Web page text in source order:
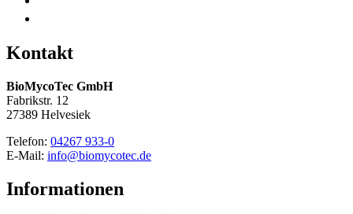
Kontakt
BioMycoTec GmbH
Fabrikstr. 12
27389 Helvesiek
Telefon: 04267 933-0
E-Mail: info@biomycotec.de
Informationen